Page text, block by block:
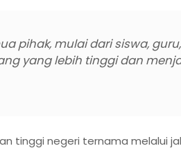
pihak, mulai dari siswa,
yang lebih tinggi dan
tinggi negeri ternama melalui